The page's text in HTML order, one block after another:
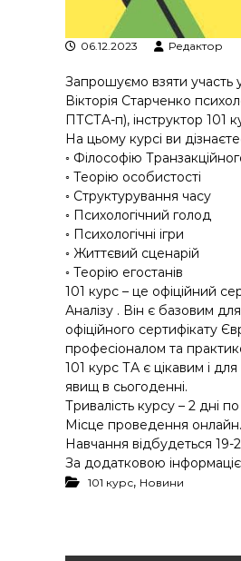
06.12.2023 Редактор
Запрошуємо взяти участь
Вікторія Старченко
ПТСТА-п), інструктор 101
На цьому курсі ви
◦ Філософію
◦ Теорію особистості
◦ Структурування часу
◦ Психологічний голод
◦ Психологічні ігри
◦ Життєвий сценарій
◦ Теорію егостанів
101 курс – це офіційний
Аналізу . Він є базовим
офіційного сертифікату
професіоналом та
101 курс ТА є цікавим і
явищ в сьогоденні.
Тривалість курсу – 2 дні
Місце проведення онлайн.
Навчання відбудеться 19-
За додатковою
101 курс, Новини